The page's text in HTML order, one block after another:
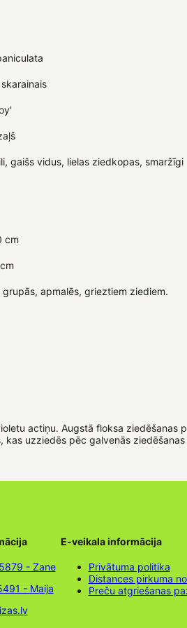
gaišs vidus, lielas ziedkopas, smaržīgi
cm
grupās, apmalēs, grieztiem ziediem.
actiņu. Augstā floksa ziedēšanas
uzziedēs pēc galvenās
- Zane
- Maija
E-veikala informācija
Privātuma politika
Distances pirkuma
Preču atgriešanas